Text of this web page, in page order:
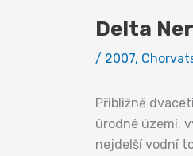
Delta
/ 2007,
Přibližně
úrodné území,
nejdelší vodní